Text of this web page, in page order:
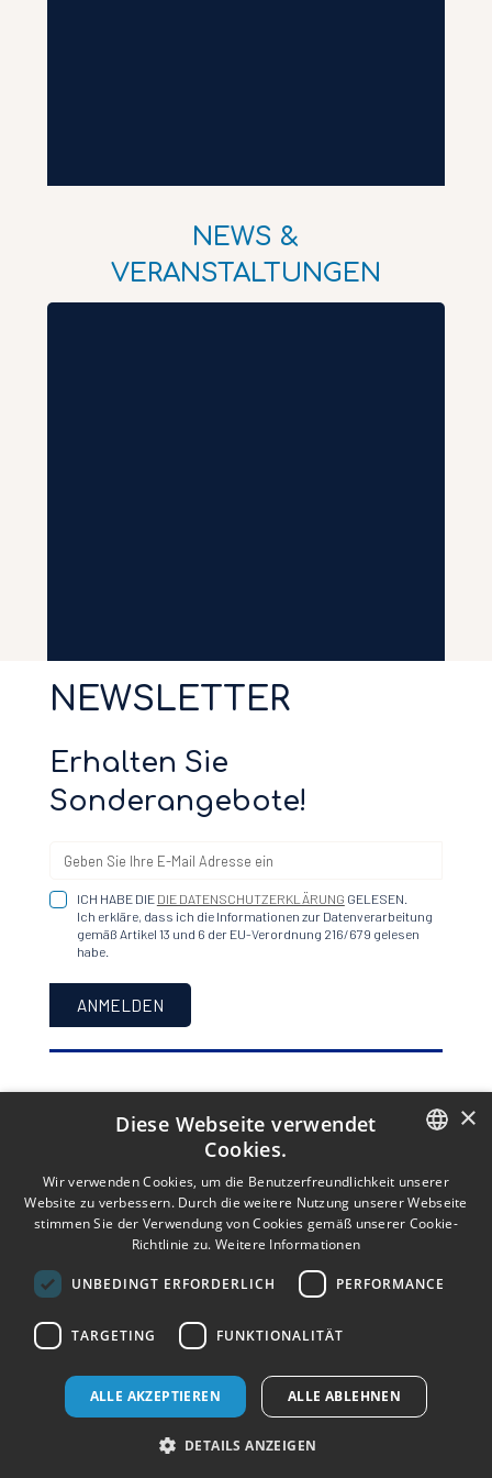
NEWS &
VERANSTALTUNGEN
NEWSLETTER
Erhalten Sie
Sonderangebote!
ICH HABE DIE DIE DATENSCHUTZERKLÄRUNG GELESEN.
Ich erkläre, dass ich die Informationen zur Datenverarbeitung
gemäß Artikel 13 und 6 der EU-Verordnung 216/679 gelesen
habe.
SOCIAL NETWORKS
Folgen Sie uns auf Social!
WER WIR SIND
KONTAKTE
ALLGEMEINE BEDINGUNGEN
© 2026 LIVENZARESORTS - IT04401530276
ITALIAN
×
Diese Webseite verwendet
Cookies.
Wir verwenden Cookies, um die Benutzerfreundlichkeit unserer
Website zu verbessern. Durch die weitere Nutzung unserer Webseite
stimmen Sie der Verwendung von Cookies gemäß unserer Cookie-
Richtlinie zu. Weitere Informationen
UNBEDINGT ERFORDERLICH PERFORMANCE
TARGETING FUNKTIONALITÄT
ALLE AKZEPTIEREN ALLE ABLEHNEN
DETAILS ANZEIGEN